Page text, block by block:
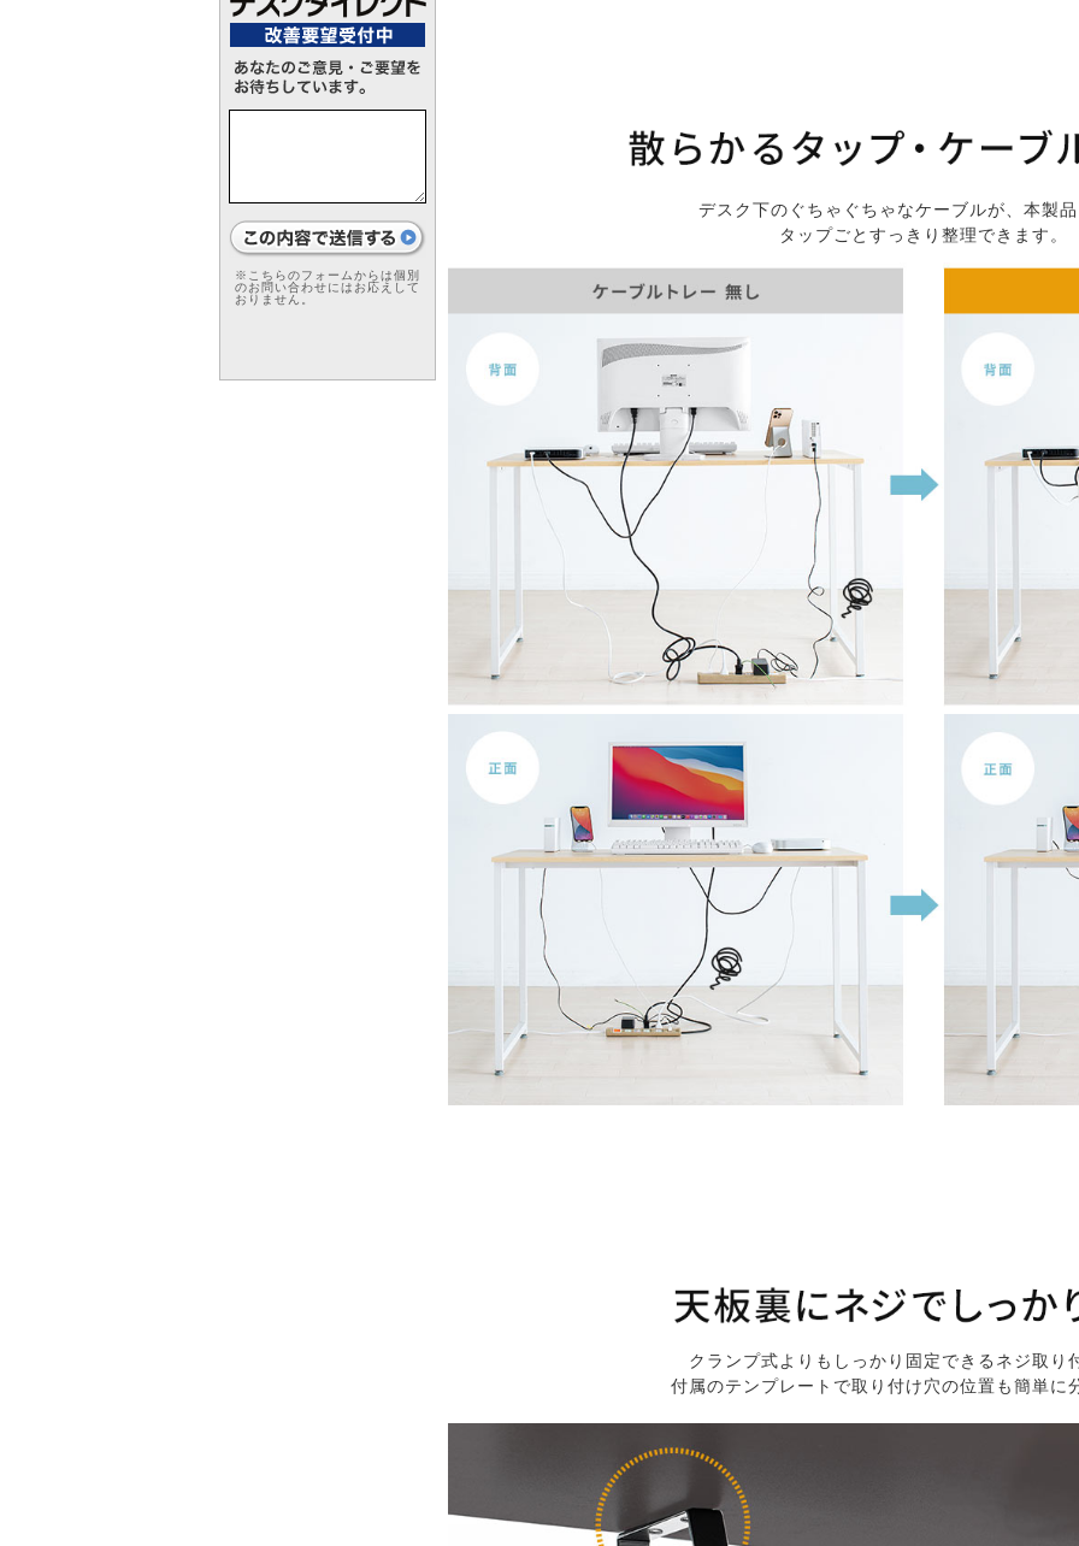
※こちらのフォームからは個別
のお問い合わせにはお応えして
おりません。
デスク下のぐちゃぐちゃなケーブルが、本製
タップごとすっきり整理できます。
クランプ式よりもしっかり固定できるネジ取り
付属のテンプレートで取り付け穴の位置も簡単に